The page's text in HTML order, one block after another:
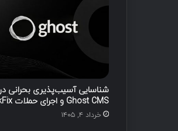
شناسایی آسیب‌پذیری بحرانی در
Ghost CMS و اجرای حملات ClickFix
خرداد ۴, ۱۴۰۵